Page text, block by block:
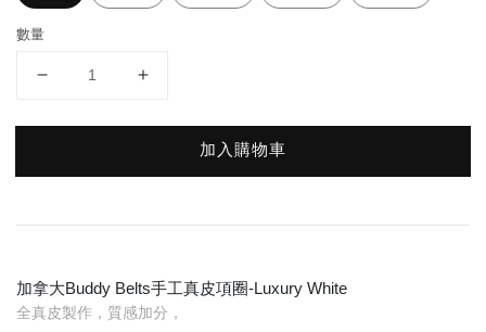
數量
加入購物車
加拿大Buddy Belts手工真皮項圈-Luxury White
全真皮製作，質感加分，